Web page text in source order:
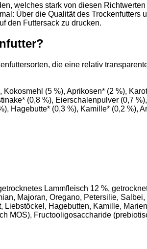
welches stark von diesen
Über die Qualität des
den Futtersack zu drucken.
die eine relativ
(5 %), Aprikosen* (2 %),
(0,8 %), Eierschalenpulver (0,7
Hagebutte* (0,3 %), Kamille* (0,2 %),
Lammfleisch 12 %,
Majoran, Oregano, Petersilie,
Hagebutten, Kamille,
MOS), Fructooligosaccharide